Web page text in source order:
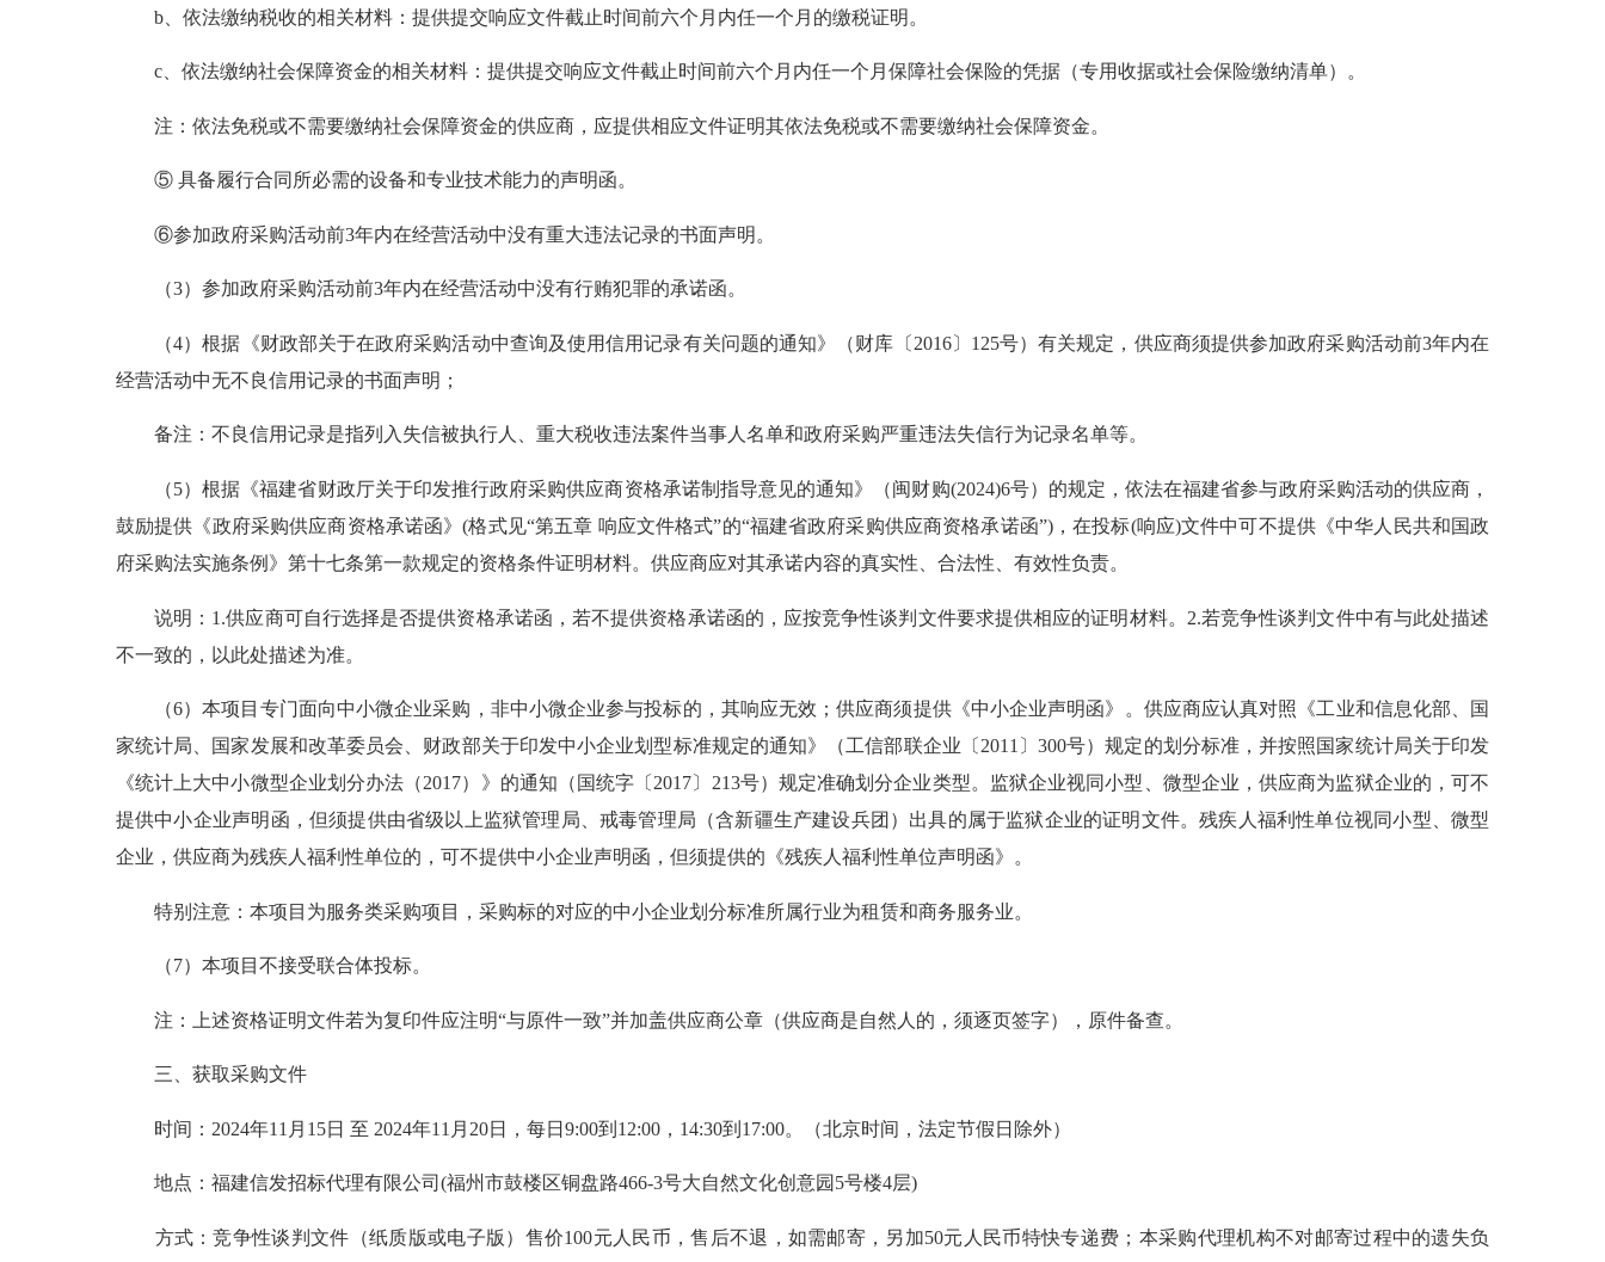
b、依法缴纳税收的相关材料：提供提交响应文件截止时间前六个月内任一个月的缴税证明。
c、依法缴纳社会保障资金的相关材料：提供提交响应文件截止时间前六个月内任一个月保障社会保险的凭据（专用收据或社会保险缴纳清单）。
注：依法免税或不需要缴纳社会保障资金的供应商，应提供相应文件证明其依法免税或不需要缴纳社会保障资金。
⑤ 具备履行合同所必需的设备和专业技术能力的声明函。
⑥参加政府采购活动前3年内在经营活动中没有重大违法记录的书面声明。
（3）参加政府采购活动前3年内在经营活动中没有行贿犯罪的承诺函。
（4）根据《财政部关于在政府采购活动中查询及使用信用记录有关问题的通知》（财库〔2016〕125号）有关规定，供应商须提供参加政府采购活动前3年内在
经营活动中无不良信用记录的书面声明；
备注：不良信用记录是指列入失信被执行人、重大税收违法案件当事人名单和政府采购严重违法失信行为记录名单等。
（5）根据《福建省财政厅关于印发推行政府采购供应商资格承诺制指导意见的通知》（闽财购(2024)6号）的规定，依法在福建省参与政府采购活动的供应商，
鼓励提供《政府采购供应商资格承诺函》(格式见“第五章 响应文件格式”的“福建省政府采购供应商资格承诺函”)，在投标(响应)文件中可不提供《中华人民共和国政
府采购法实施条例》第十七条第一款规定的资格条件证明材料。供应商应对其承诺内容的真实性、合法性、有效性负责。
说明：1.供应商可自行选择是否提供资格承诺函，若不提供资格承诺函的，应按竞争性谈判文件要求提供相应的证明材料。2.若竞争性谈判文件中有与此处描述
不一致的，以此处描述为准。
（6）本项目专门面向中小微企业采购，非中小微企业参与投标的，其响应无效；供应商须提供《中小企业声明函》。供应商应认真对照《工业和信息化部、国
家统计局、国家发展和改革委员会、财政部关于印发中小企业划型标准规定的通知》（工信部联企业〔2011〕300号）规定的划分标准，并按照国家统计局关于印发
《统计上大中小微型企业划分办法（2017）》的通知（国统字〔2017〕213号）规定准确划分企业类型。监狱企业视同小型、微型企业，供应商为监狱企业的，可不
提供中小企业声明函，但须提供由省级以上监狱管理局、戒毒管理局（含新疆生产建设兵团）出具的属于监狱企业的证明文件。残疾人福利性单位视同小型、微型
企业，供应商为残疾人福利性单位的，可不提供中小企业声明函，但须提供的《残疾人福利性单位声明函》。
特别注意：本项目为服务类采购项目，采购标的对应的中小企业划分标准所属行业为租赁和商务服务业。
（7）本项目不接受联合体投标。
注：上述资格证明文件若为复印件应注明“与原件一致”并加盖供应商公章（供应商是自然人的，须逐页签字），原件备查。
三、获取采购文件
时间：2024年11月15日 至 2024年11月20日，每日9:00到12:00，14:30到17:00。（北京时间，法定节假日除外）
地点：福建信发招标代理有限公司(福州市鼓楼区铜盘路466-3号大自然文化创意园5号楼4层)
方式：竞争性谈判文件（纸质版或电子版）售价100元人民币，售后不退，如需邮寄，另加50元人民币特快专递费；本采购代理机构不对邮寄过程中的遗失负